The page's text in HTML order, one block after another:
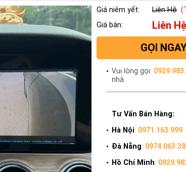
Giá niêm yết: Liên Hệ
Giá bán:
Liên Hệ
GỌI
Vui lòng gọi:
nhà.
Tư Vấn Bán Hàng:
Hà Nội: 0971.163.999
Đà Nẵng:
Hồ Chí Minh: